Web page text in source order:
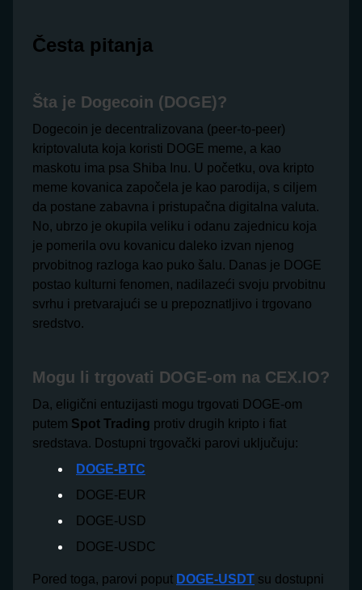
Česta pitanja
Šta je Dogecoin (DOGE)?
Dogecoin je decentralizovana (peer-to-peer)
kriptovaluta koja koristi DOGE meme, a kao
maskotu ima psa Shiba Inu. U početku, ova kripto
meme kovanica započela je kao parodija, s ciljem
da postane zabavna i pristupačna digitalna valuta.
No, ubrzo je okupila veliku i odanu zajednicu koja
je pomerila ovu kovanicu daleko izvan njenog
prvobitnog razloga kao puko šalu. Danas je DOGE
postao kulturni fenomen, nadilazeći svoju prvobitnu
svrhu i pretvarajući se u prepoznatljivo i trgovano
sredstvo.
Mogu li trgovati DOGE-om na CEX.IO?
Da, eligični entuzijasti mogu trgovati DOGE-om
putem Spot Trading protiv drugih kripto i fiat
sredstava. Dostupni trgovački parovi uključuju:
DOGE-BTC
DOGE-EUR
DOGE-USD
DOGE-USDC
Pored toga, parovi poput DOGE-USDT su dostupni